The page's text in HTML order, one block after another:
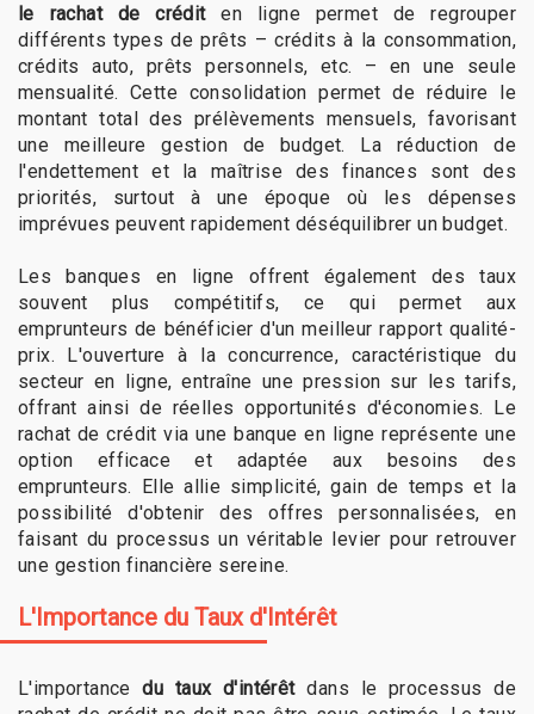
le rachat de créditen ligne permet de regrouper
différents types de prêts – crédits à la consommation,
crédits auto, prêts personnels, etc. – en une seule
mensualité. Cette consolidation permet de réduire le
montant total des prélèvements mensuels, favorisant
une meilleure gestion de budget. La réduction de
l'endettement et la maîtrise des finances sont des
priorités, surtout à une époque où les dépenses
imprévues peuvent rapidement déséquilibrer un budget.
Les banques en ligne offrent également des taux
souvent plus compétitifs, ce qui permet aux
emprunteurs de bénéficier d'un meilleur rapport qualité-
prix. L'ouverture à la concurrence, caractéristique du
secteur en ligne, entraîne une pression sur les tarifs,
offrant ainsi de réelles opportunités d'économies. Le
rachat de crédit via une banque en ligne représente une
option efficace et adaptée aux besoins des
emprunteurs. Elle allie simplicité, gain de temps et la
possibilité d'obtenir des offres personnalisées, en
faisant du processus un véritable levier pour retrouver
une gestion financière sereine.
L'Importance du Taux d'Intérêt
L'importancedu taux d'intérêtdans le processus de